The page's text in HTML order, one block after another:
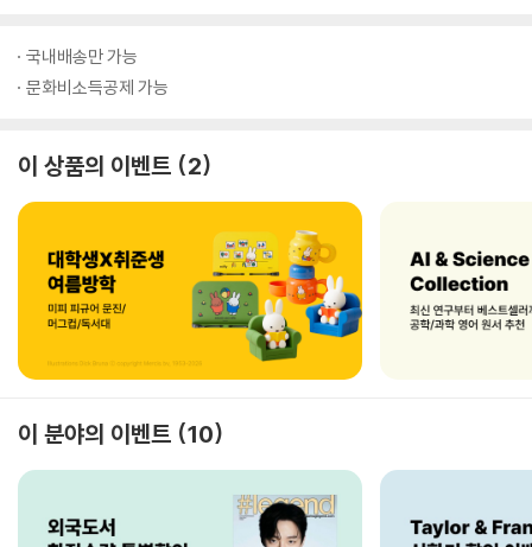
국내배송만 가능
문화비소득공제 가능
이 상품의 이벤트 2
이 분야의 이벤트 10